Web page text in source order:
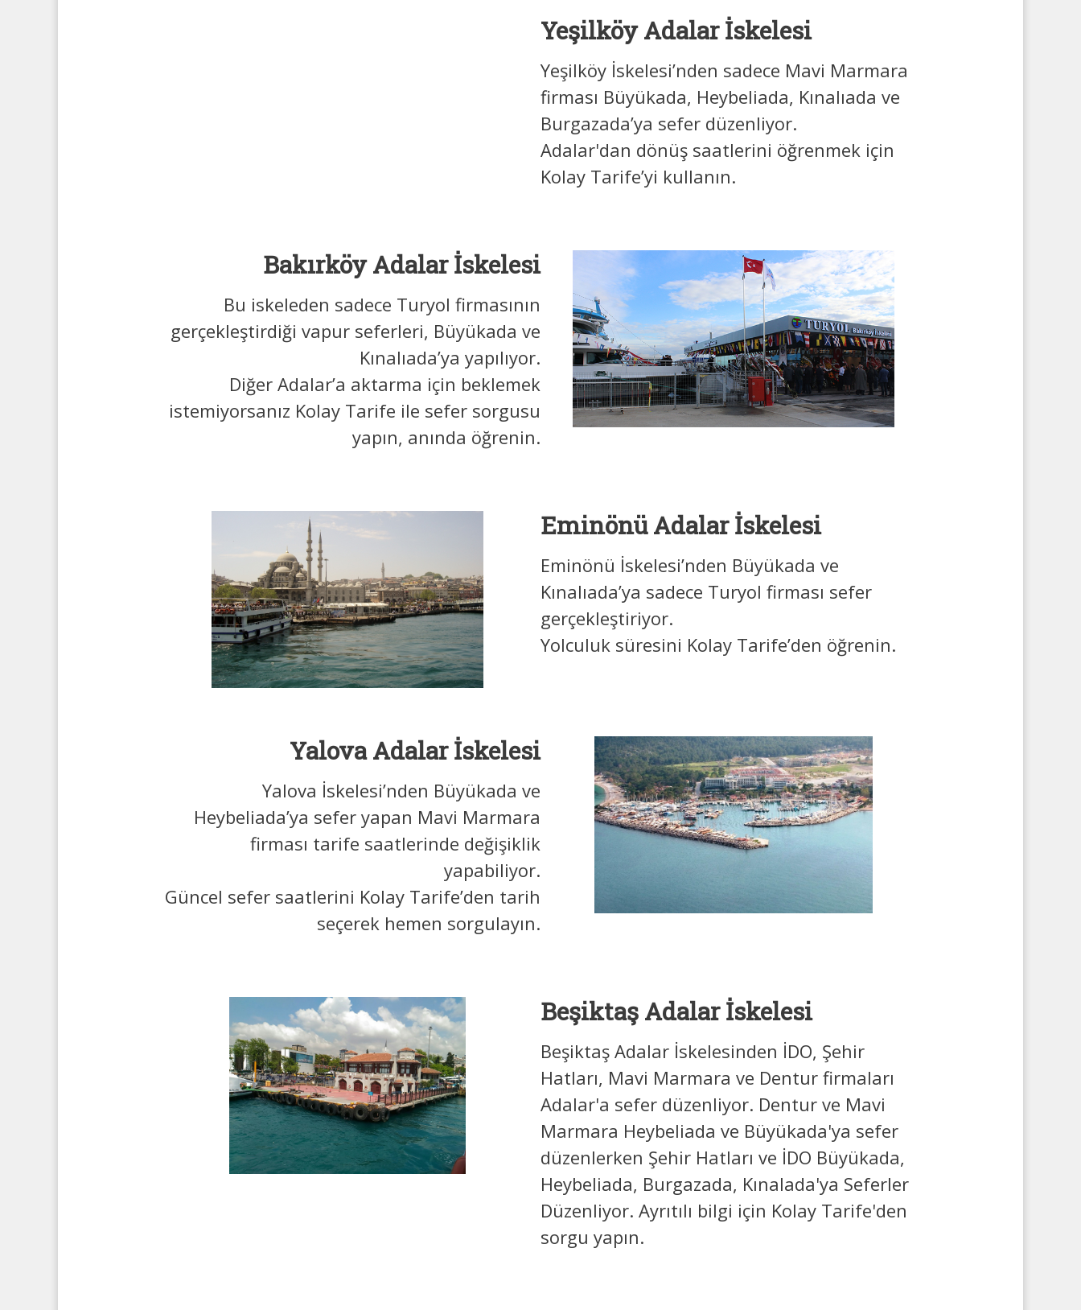
Yeşilköy Adalar İskelesi
Yeşilköy İskelesi’nden sadece Mavi Marmara
firması Büyükada, Heybeliada, Kınalıada ve
Burgazada’ya sefer düzenliyor.
Adalar'dan dönüş saatlerini öğrenmek için
Kolay Tarife’yi kullanın.
Bakırköy Adalar İskelesi
Bu iskeleden sadece Turyol firmasının
gerçekleştirdiği vapur seferleri, Büyükada ve
Kınalıada’ya yapılıyor.
Diğer Adalar’a aktarma için beklemek
istemiyorsanız Kolay Tarife ile sefer sorgusu
yapın, anında öğrenin.
Eminönü Adalar İskelesi
Eminönü İskelesi’nden Büyükada ve
Kınalıada’ya sadece Turyol firması sefer
gerçekleştiriyor.
Yolculuk süresini Kolay Tarife’den öğrenin.
Yalova Adalar İskelesi
Yalova İskelesi’nden Büyükada ve
Heybeliada’ya sefer yapan Mavi Marmara
firması tarife saatlerinde değişiklik
yapabiliyor.
Güncel sefer saatlerini Kolay Tarife’den tarih
seçerek hemen sorgulayın.
Beşiktaş Adalar İskelesi
Beşiktaş Adalar İskelesinden İDO, Şehir
Hatları, Mavi Marmara ve Dentur firmaları
Adalar'a sefer düzenliyor. Dentur ve Mavi
Marmara Heybeliada ve Büyükada'ya sefer
düzenlerken Şehir Hatları ve İDO Büyükada,
Heybeliada, Burgazada, Kınalada'ya Seferler
Düzenliyor. Ayrıtılı bilgi için Kolay Tarife'den
sorgu yapın.